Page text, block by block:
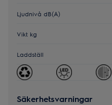
Ljudnivå dB(A)
Vikt kg
Laddställ
Säkerhetsvarningar